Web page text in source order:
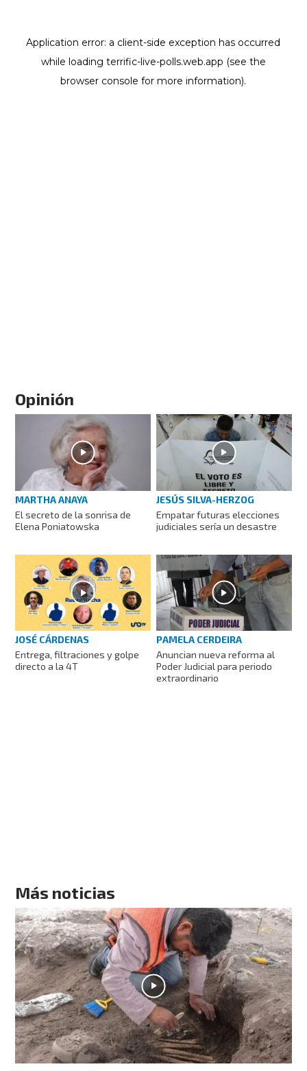
Opinión
MARTHA ANAYA
El secreto de la sonrisa de
Elena Poniatowska
JESÚS SILVA-HERZOG
Empatar futuras elecciones
judiciales sería un desastre
JOSÉ CÁRDENAS
Entrega, filtraciones y golpe
directo a la 4T
PAMELA CERDEIRA
Anuncian nueva reforma al
Poder Judicial para periodo
extraordinario
Más noticias